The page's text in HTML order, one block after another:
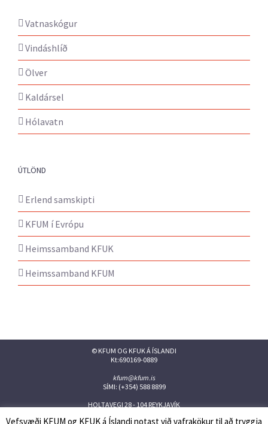
Vatnaskógur
Vindáshlíð
Ölver
Kaldársel
Hólavatn
ÚTLÖND
Erlend samskipti
KFUM í Evrópu
Heimssamband KFUK
Heimssamband KFUM
© KFUM OG KFUK Á ÍSLANDI
Kt:690169-0889
kfum@kfum.is
SÍMI: (+354) 588 8899
HOLTAVEGI 28 - 104 REYKJAVÍK
Vefsvæði KFUM og KFUK á Íslandi notast við vafrakökur til að tryggja